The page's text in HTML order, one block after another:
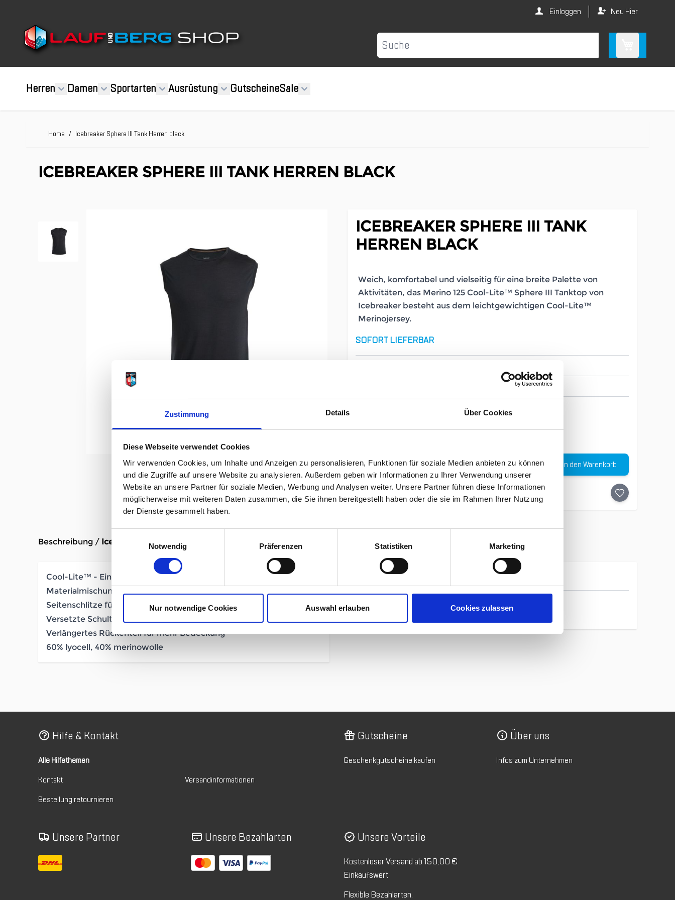
Zustimmung Details Über Cookies
Diese Webseite verwendet Cookies
Wir verwenden Cookies, um Inhalte und Anzeigen zu personalisieren, Funktionen für soziale Medien anbieten zu können
und die Zugriffe auf unsere Website zu analysieren. Außerdem geben wir Informationen zu Ihrer Verwendung unserer
Website an unsere Partner für soziale Medien, Werbung und Analysen weiter. Unsere Partner führen diese Informationen
möglicherweise mit weiteren Daten zusammen, die Sie ihnen bereitgestellt haben oder die sie im Rahmen Ihrer Nutzung
der Dienste gesammelt haben.
Notwendig
Präferenzen Statistiken Marketing
Nur notwendige Cookies Auswahl erlauben Cookies zulassen
Einloggen Neu Hier
Suche
Herren Damen Sportarten Ausrüstung GutscheineSale
Home / Icebreaker Sphere III Tank Herren black
ICEBREAKER SPHERE III TANK HERREN BLACK
ICEBREAKER SPHERE III TANK
HERREN BLACK
Weich, komfortabel und vielseitig für eine breite Palette von
Aktivitäten, das Merino 125 Cool-Lite™ Sphere III Tanktop von
Icebreaker besteht aus dem leichtgewichtigen Cool-Lite™
Merinojersey.
SOFORT LIEFERBAR
Herren
unser Preis ab:34,98 €
Menge In den Warenkorb
Beschreibung / Icebreaker Sphere III Tank Herren black
Cool-Lite™ - Eine atmungsaktive und leichtgewichtige
Materialmischung, die dich kühl hält
Seitenschlitze für Ventilation und Bewegungsfreiheit
Versetzte Schulternähte verhindern Reibung
Verlängertes Rückenteil für mehr Bedeckung
60% lyocell, 40% merinowolle
Mehr Informationen
Herstellerdetails
Hilfe & Kontakt
Alle Hilfethemen
Kontakt
Versandinformationen
Bestellung retournieren
Gutscheine
Geschenkgutscheine kaufen
Über uns
Infos zum Unternehmen
Unsere Partner Unsere Bezahlarten Unsere Vorteile
Kostenloser Versand ab 150,00 €
Einkaufswert
Flexible Bezahlarten.